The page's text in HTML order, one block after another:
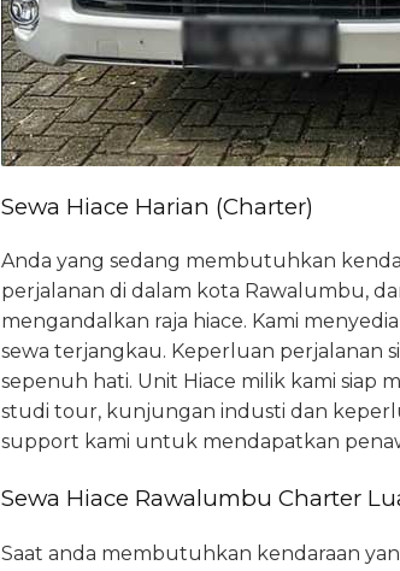
Sewa Hiace Harian (Charter)
Anda yang sedang membutuhkan
perjalanan di dalam kota Rawalumbu,
mengandalkan raja hiace. Kami
sewa terjangkau. Keperluan perjalanan
sepenuh hati. Unit Hiace milik kami siap
studi tour, kunjungan industi dan
support kami untuk mendapatkan
Sewa Hiace Rawalumbu Charter
Saat anda membutuhkan kendaraan